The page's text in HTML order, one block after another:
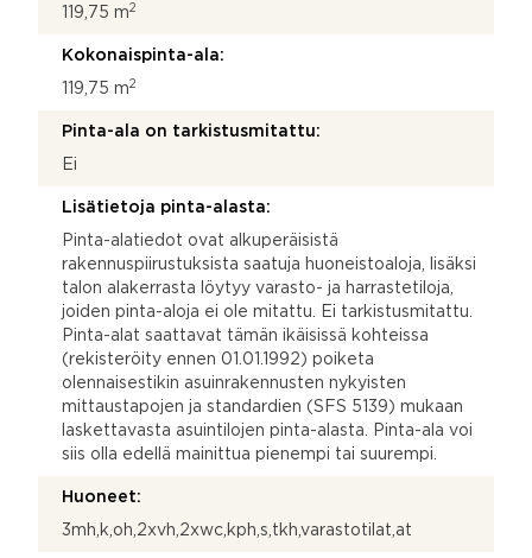
119,75 m2
Kokonaispinta-ala:
119,75 m2
Pinta-ala on tarkistusmitattu:
Ei
Lisätietoja pinta-alasta:
Pinta-alatiedot ovat alkuperäisistä
rakennuspiirustuksista saatuja huoneistoaloja, lisäksi
talon alakerrasta löytyy varasto- ja harrastetiloja,
joiden pinta-aloja ei ole mitattu. Ei tarkistusmitattu.
Pinta-alat saattavat tämän ikäisissä kohteissa
(rekisteröity ennen 01.01.1992) poiketa
olennaisestikin asuinrakennusten nykyisten
mittaustapojen ja standardien (SFS 5139) mukaan
laskettavasta asuintilojen pinta-alasta. Pinta-ala voi
siis olla edellä mainittua pienempi tai suurempi.
Huoneet:
3mh,k,oh,2xvh,2xwc,kph,s,tkh,varastotilat,at